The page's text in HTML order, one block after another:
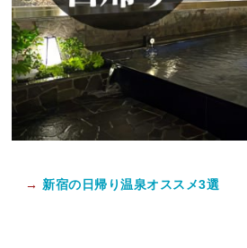
→ 新宿の日帰り温泉オススメ3選